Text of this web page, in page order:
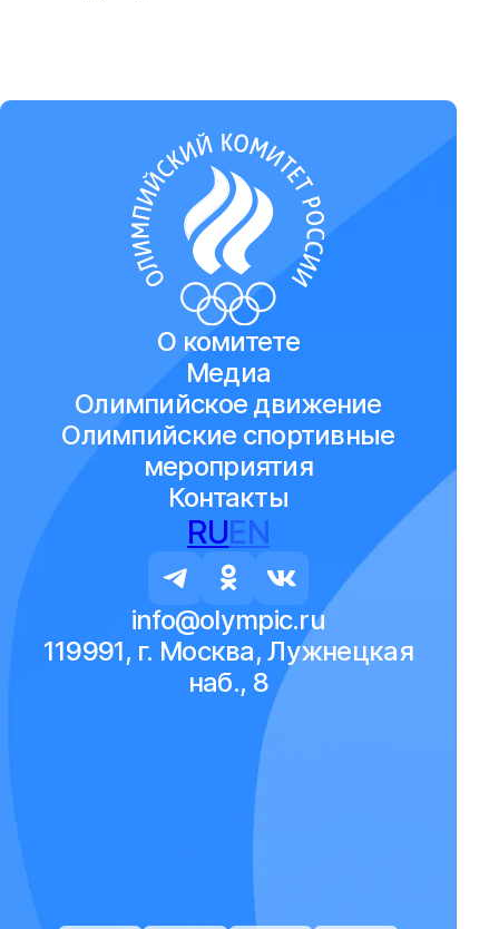
О комитете
Медиа
Олимпийское движение
Олимпийские спортивные
мероприятия
Контакты
RUEN
info@olympic.ru
119991, г. Москва, Лужнецкая
наб., 8